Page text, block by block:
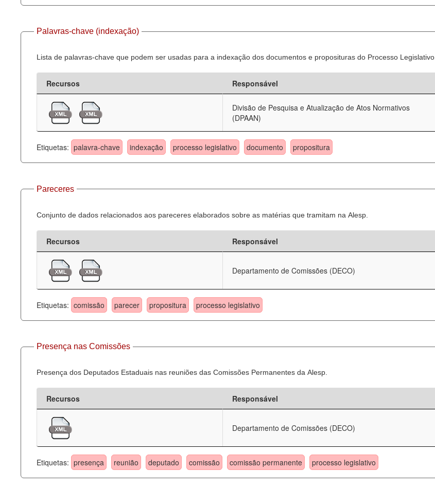
Palavras-chave (indexação)
Lista de palavras-chave que podem ser usadas para a indexação dos documentos e proposituras do Processo Legislativo.
Recursos Responsável
Divisão de Pesquisa e Atualização de Atos Normativos
(DPAAN)
Etiquetas: palavra-chave indexação processo legislativo documento propositura
Pareceres
Conjunto de dados relacionados aos pareceres elaborados sobre as matérias que tramitam na Alesp.
Recursos Responsável
Departamento de Comissões (DECO)
Etiquetas: comissão parecer propositura processo legislativo
Presença nas Comissões
Presença dos Deputados Estaduais nas reuniões das Comissões Permanentes da Alesp.
Recursos Responsável
Departamento de Comissões (DECO)
Etiquetas: presença reunião deputado comissão comissão permanente processo legislativo